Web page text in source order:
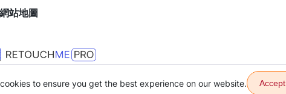
網站地圖
to ensure you get the best experience on our website. Accept